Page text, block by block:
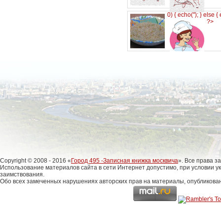
0) { echo(''); } else {
?>
Copyright © 2008 - 2016 « Город 495 -Записная книжка москвича». Все права
Использование материалов сайта в сети Интернет допустимо, при условии
заимствования.
Обо всех замеченных нарушениях авторских прав на материалы,